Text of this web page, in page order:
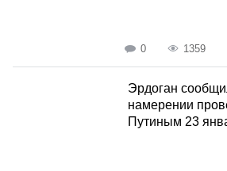
0 1359
Эрдоган
намерении
Путиным 23